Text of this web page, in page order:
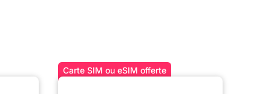
Carte SIM ou eSIM offerte